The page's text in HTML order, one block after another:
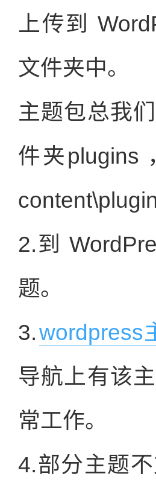
上传到
文件夹中。
主题包总我
件夹plugins
2.到
题。
3.wordpress
导航上有该
常工作。
4.部分主题